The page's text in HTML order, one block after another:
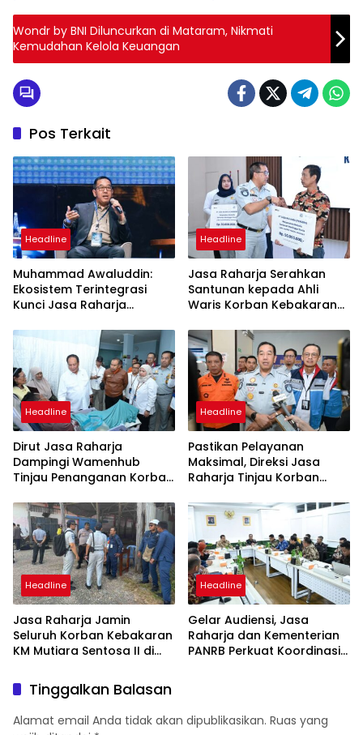
Wondr by BNI Diluncurkan di Mataram, Nikmati
Kemudahan Kelola Keuangan
Pos Terkait
Headline
Muhammad Awaluddin:
Ekosistem Terintegrasi
Kunci Jasa Raharja
Maksimal Kepada
Masyarakat
Headline
Jasa Raharja Serahkan
Santunan kepada Ahli
Waris Korban Kebakaran
Headline
Dirut Jasa Raharja
Dampingi Wamenhub
Tinjau Penanganan Korban
PHC Surabaya
Headline
Pastikan Pelayanan
Maksimal, Direksi Jasa
Raharja Tinjau Korban
Sentosa II
Headline
Jasa Raharja Jamin
Seluruh Korban Kebakaran
KM Mutiara Sentosa II di
Headline
Gelar Audiensi, Jasa
Raharja dan Kementerian
PANRB Perkuat Koordinasi
Tinggalkan Balasan
Alamat email Anda tidak akan dipublikasikan. Ruas yang